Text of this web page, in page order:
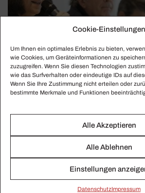
Cookie-Einstellungen
Um Ihnen ein optimales Erlebnis zu bieten,
wie Cookies, um Geräteinformationen zu
zuzugreifen. Wenn Sie diesen Technologien
wie das Surfverhalten oder eindeutige IDs auf
Wenn Sie Ihre Zustimmung nicht erteilen oder
bestimmte Merkmale und Funktionen
Alle Akzeptieren
Alle Ablehnen
Einstellungen
Daten­schutzImpressum
Klassik-Watschn, Inten­danten-
Die Suche in Kassel nach einem neuen
einer Musikdirektorin,
Programm der Salzburger Festspiele,
Wien.